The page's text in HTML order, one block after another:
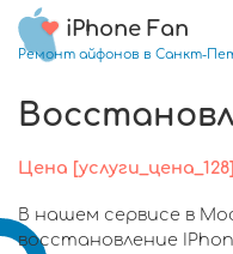
iPhone Fan
Ремонт айфонов в Санкт-
Цена [услуги_цена_128]
В нашем сервисе в
восстановление